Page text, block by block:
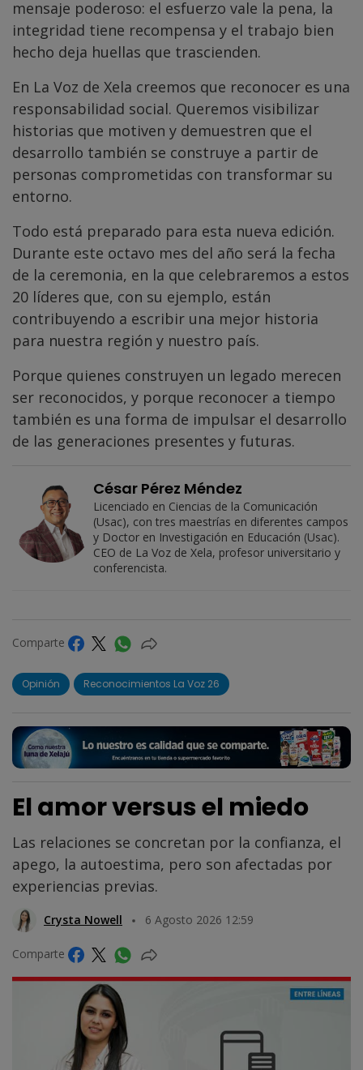
mensaje poderoso: el esfuerzo vale la pena, la
integridad tiene recompensa y el trabajo bien
hecho deja huellas que trascienden.
En La Voz de Xela creemos que reconocer es una
responsabilidad social. Queremos visibilizar
historias que motiven y demuestren que el
desarrollo también se construye a partir de
personas comprometidas con transformar su
entorno.
Todo está preparado para esta nueva edición.
Durante este octavo mes del año será la fecha
de la ceremonia, en la que celebraremos a estos
20 líderes que, con su ejemplo, están
contribuyendo a escribir una mejor historia
para nuestra región y nuestro país.
Porque quienes construyen un legado merecen
ser reconocidos, y porque reconocer a tiempo
también es una forma de impulsar el desarrollo
de las generaciones presentes y futuras.
César Pérez Méndez
Licenciado en Ciencias de la Comunicación
(Usac), con tres maestrías en diferentes campos
y Doctor en Investigación en Educación (Usac).
CEO de La Voz de Xela, profesor universitario y
conferencista.
Comparte
Opinión Reconocimientos La Voz 26
El amor versus el miedo
Las relaciones se concretan por la confianza, el
apego, la autoestima, pero son afectadas por
experiencias previas.
Crysta Nowell 6 Agosto 2026 12:59
Comparte